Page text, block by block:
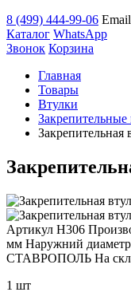
8 (499) 444-99-06
Каталог WhatsApp
Звонок Корзина
Главная
Товары
Втулки
Закрепительные
Закрепительная
Артикул H306
мм Наружний
СТАВРОПОЛЬ На
1 шт